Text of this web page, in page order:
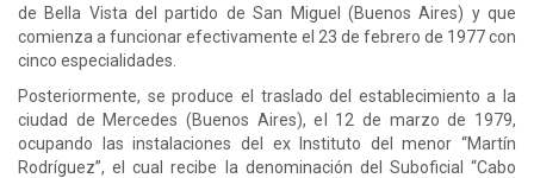
de Bella Vista del partido de San Miguel (Buenos Aires) y que
comienza a funcionar efectivamente el 23 de febrero de 1977 con
cinco especialidades.
Posteriormente, se produce el traslado del establecimiento a la
ciudad de Mercedes (Buenos Aires), el 12 de marzo de 1979,
ocupando las instalaciones del ex Instituto del menor “Martín
Rodríguez”, el cual recibe la denominación del Suboficial “Cabo